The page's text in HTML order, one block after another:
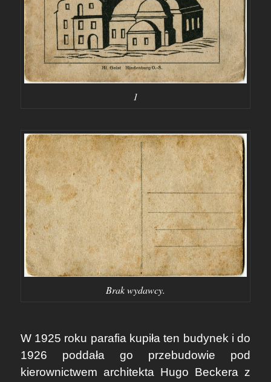
1
Brak wydawcy.
W 1925 roku parafia kupiła ten budynek i do
1926 poddała go przebudowie pod
kierownictwem architekta Hugo Beckera z